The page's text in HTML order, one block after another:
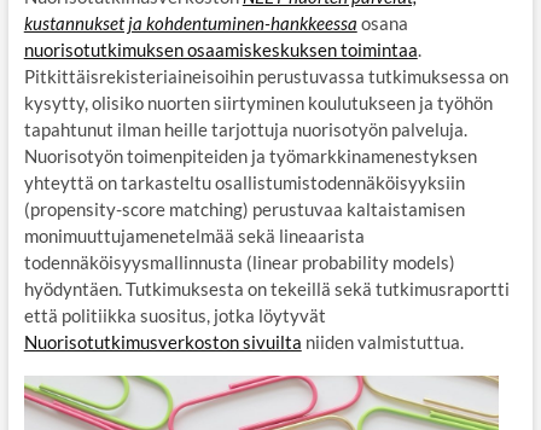
kustannukset ja kohdentuminen-hankkeessa osana
nuorisotutkimuksen osaamiskeskuksen toimintaa.
Pitkittäisrekisteriaineisoihin perustuvassa tutkimuksessa on
kysytty, olisiko nuorten siirtyminen koulutukseen ja työhön
tapahtunut ilman heille tarjottuja nuorisotyön palveluja.
Nuorisotyön toimenpiteiden ja työmarkkinamenestyksen
yhteyttä on tarkasteltu osallistumistodennäköisyyksiin
(propensity-score matching) perustuvaa kaltaistamisen
monimuuttujamenetelmää sekä lineaarista
todennäköisyysmallinnusta (linear probability models)
hyödyntäen. Tutkimuksesta on tekeillä sekä tutkimusraportti
että politiikka suositus, jotka löytyvät
Nuorisotutkimusverkoston sivuilta niiden valmistuttua.